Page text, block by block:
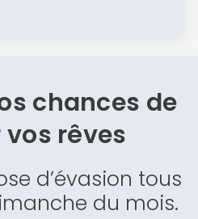
chances de
rêves
d’évasion tous
du mois.